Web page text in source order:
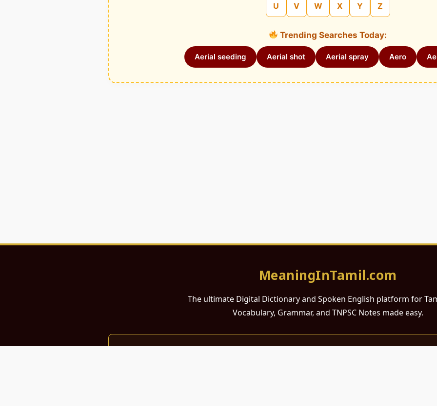
U V W X Y Z
Trending Searches Today:
Aerial seeding Aerial shot Aerial spray Aero
MeaningInTamil.com
The ultimate Digital Dictionary and Spoken English platform for
Vocabulary, Grammar, and TNPSC Notes made easy.